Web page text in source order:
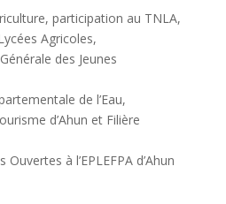
participation au TNLA,
Agricoles,
des Jeunes
de l’Eau,
d’Ahun et Filière
à l’EPLEFPA d’Ahun